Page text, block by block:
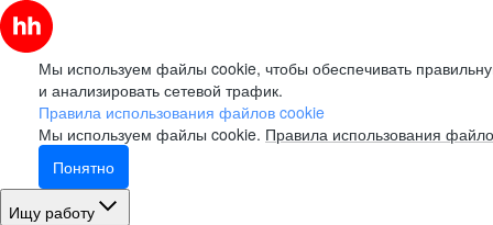
Мы используем файлы cookie, чтобы обеспечивать
и анализировать сетевой трафик.
Правила использования файлов cookie
Мы используем файлы cookie. Правила использования
Понятно
Ищу работу